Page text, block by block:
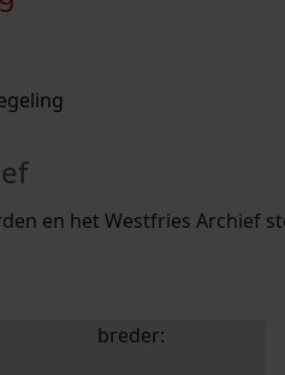
een aantal zoektips.
een aantal zoektips.
en het Westfries Archief
uw zoekopdracht te
breder: